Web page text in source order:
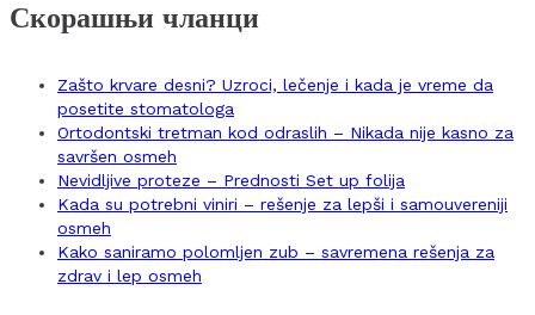
Скорашњи чланци
Zašto krvare desni? Uzroci, lečenje i kada je vreme da
posetite stomatologa
Ortodontski tretman kod odraslih – Nikada nije kasno za
savršen osmeh
Nevidljive proteze – Prednosti Set up folija
Kada su potrebni viniri – rešenje za lepši i samouvereniji
osmeh
Kako saniramo polomljen zub – savremena rešenja za
zdrav i lep osmeh